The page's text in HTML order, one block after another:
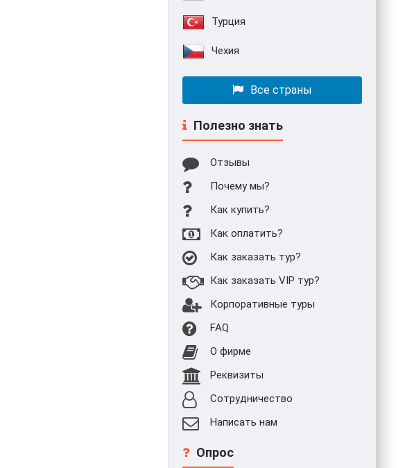
Турция
Чехия
Все страны
Полезно знать
Отзывы
Почему мы?
Как купить?
Как оплатить?
Как заказать тур?
Как заказать VIP тур?
Корпоративные туры
FAQ
О фирме
Реквизиты
Сотрудничество
Написать нам
Опрос